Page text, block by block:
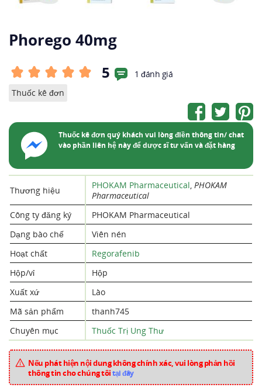
Phorego 40mg
5
1 đánh giá
Thuốc kê đơn
Thuốc kê đơn quý khách vui lòng điền thông tin/ chat
vào phần liên hệ này để dược sĩ tư vấn và đặt hàng
Thương hiệu PHOKAM Pharmaceutical, PHOKAM
Pharmaceutical
Công ty đăng ký
PHOKAM Pharmaceutical
Dạng bào chế
Viên nén
Hoạt chất
Regorafenib
Hộp/vỉ
Hộp
Xuất xứ
Lào
Mã sản phẩm
thanh745
Chuyên mục
Thuốc Trị Ung Thư
Nếu phát hiện nội dung không chính xác, vui lòng phản hồi
thông tin cho chúng tôitại đây